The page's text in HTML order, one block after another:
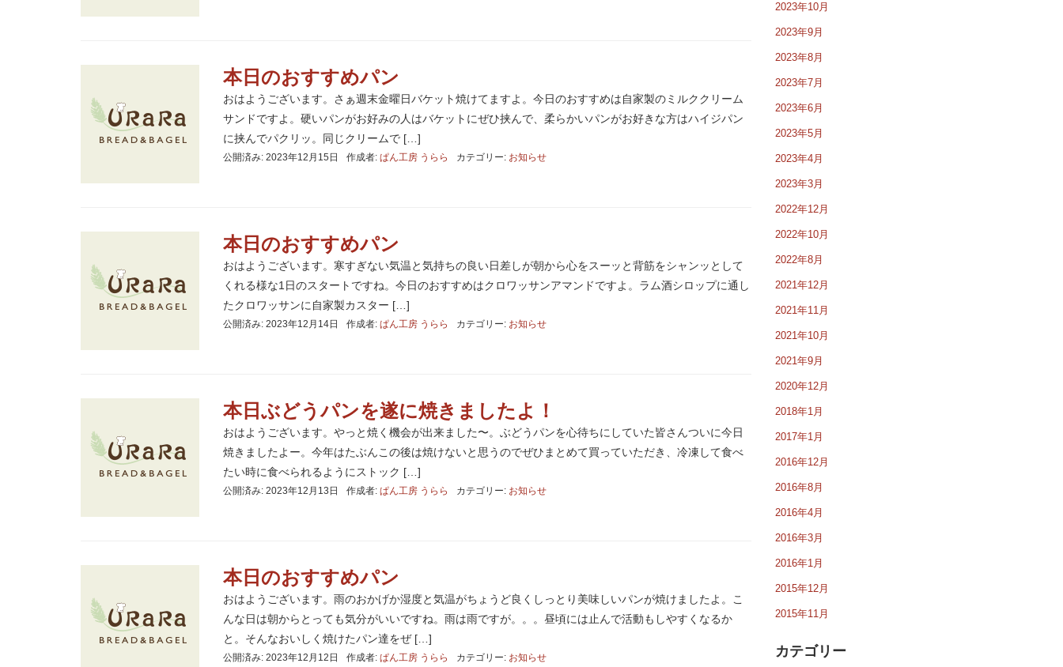
本日のおすすめパン
おはようございます。さぁ週末金曜日バケット焼けてますよ。今日のおすすめは自家製のミルククリーム
サンドですよ。硬いパンがお好みの人はバケットにぜひ挟んで、柔らかいパンがお好きな方はハイジパン
に挟んでパクリッ。同じクリームで […]
公開済み: 2023年12月15日 作成者: ぱん工房 うらら カテゴリー: お知らせ
本日のおすすめパン
おはようございます。寒すぎない気温と気持ちの良い日差しが朝から心をスーッと背筋をシャンッとして
くれる様な1日のスタートですね。今日のおすすめはクロワッサンアマンドですよ。ラム酒シロップに通し
たクロワッサンに自家製カスター […]
公開済み: 2023年12月14日 作成者: ぱん工房 うらら カテゴリー: お知らせ
本日ぶどうパンを遂に焼きましたよ！
おはようございます。やっと焼く機会が出来ました〜。ぶどうパンを心待ちにしていた皆さんついに今日
焼きましたよー。今年はたぶんこの後は焼けないと思うのでぜひまとめて買っていただき、冷凍して食べ
たい時に食べられるようにストック […]
公開済み: 2023年12月13日 作成者: ぱん工房 うらら カテゴリー: お知らせ
本日のおすすめパン
おはようございます。雨のおかげか湿度と気温がちょうど良くしっとり美味しいパンが焼けましたよ。こ
んな日は朝からとっても気分がいいですね。雨は雨ですが。。。昼頃には止んで活動もしやすくなるか
と。そんなおいしく焼けたパン達をぜ […]
公開済み: 2023年12月12日 作成者: ぱん工房 うらら カテゴリー: お知らせ
2023年10月
2023年9月
2023年8月
2023年7月
2023年6月
2023年5月
2023年4月
2023年3月
2022年12月
2022年10月
2022年8月
2021年12月
2021年11月
2021年10月
2021年9月
2020年12月
2018年1月
2017年1月
2016年12月
2016年8月
2016年4月
2016年3月
2016年1月
2015年12月
2015年11月
カテゴリー